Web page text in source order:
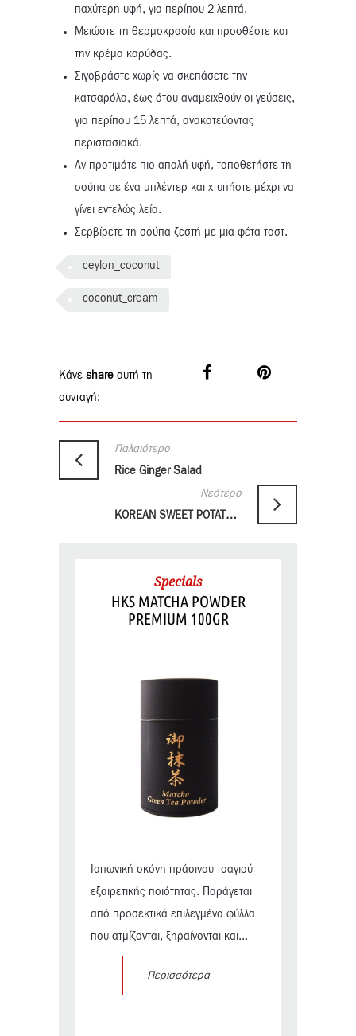
παχύτερη υφή, για περίπου 2 λεπτά.
Μειώστε τη θερμοκρασία και προσθέστε και
την κρέμα καρύδας.
Σιγοβράστε χωρίς να σκεπάσετε την
κατσαρόλα, έως ότου αναμειχθούν οι γεύσεις,
για περίπου 15 λεπτά, ανακατεύοντας
περιστασιακά.
Αν προτιμάτε πιο απαλή υφή, τοποθετήστε τη
σούπα σε ένα μπλέντερ και χτυπήστε μέχρι να
γίνει εντελώς λεία.
Σερβίρετε τη σούπα ζεστή με μια φέτα τοστ.
ceylon_coconut
coconut_cream
Κάνε share αυτή τη
συνταγή:
Παλαιότερο
Rice Ginger Salad
Νεότερο
KOREAN SWEET POTATO NOODLE SALAD
Specials
HKS MATCHA POWDER
PREMIUM 100GR
Ιαπωνική σκόνη πράσινου τσαγιού
εξαιρετικής ποιότητας. Παράγεται
από προσεκτικά επιλεγμένα φύλλα
που ατμίζονται, ξηραίνονται και...
Περισσότερα